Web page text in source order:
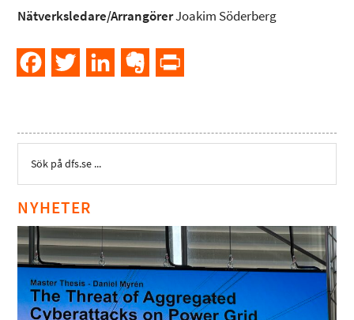
Nätverksledare/ArrangörerJoakim Söderberg
FacebookTwitter LinkedInEvernote
NYHETER